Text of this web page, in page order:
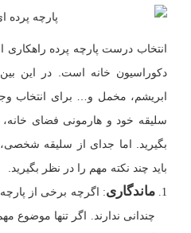
انتخاب درست پارچه پرده راهکاری
دکوراسیون خانه است. در این بین
ابریشم، مخمل و… برای انتخاب
سلیقه خود و هارمونی فضای خانه،
بگیرید. اما جدای از سلیقه
باید چند نکته مهم را در نظر بگیرید.
ماندگاری: اگرچه برخی از
چندانی ندارند. اگر تنها موضوع